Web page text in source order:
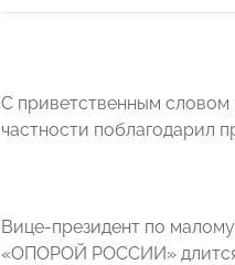
С приветственным
частности поблагодарил
Вице-президент по
«ОПОРОЙ РОССИИ» длится